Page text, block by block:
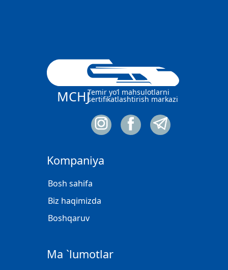
MCHJTemir yo‘l mahsulotlarni
sertifikatlashtirish markazi
Kompaniya
Bosh sahifa
Biz haqimizda
Boshqaruv
Ma `lumotlar